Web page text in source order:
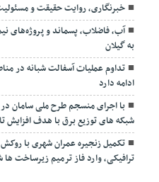
خبرنگاری، روایت حقیقت و
آب، فاضلاب، پسماند و پروژه‌های
به گیلان
تداوم عملیات آسفالت‌ شبانه در
ادامه دارد
شبکه های توزیع برق با هدف افزایش
تکمیل زنجیره عمران شهری با
ترافیکی، وارد فاز ترمیم زیرساخت ها